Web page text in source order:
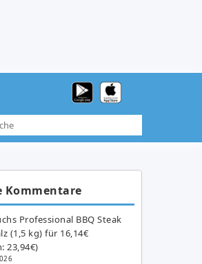
Kommentare
Professional BBQ Steak
(1,5 kg) für 16,14€
23,94€)